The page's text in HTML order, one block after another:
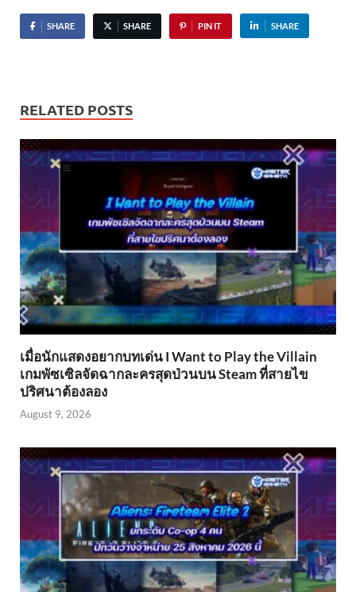
SHARE SHARE PIN IT SHARE
RELATED POSTS
เมื่อนักแสดงอยากบทเด่น I Want to Play the Villain
เกมพัซเซิลจัดฉากละครสุดป่วนบน Steam ที่สายไข
ปริศนาต้องลอง
August 9, 2026